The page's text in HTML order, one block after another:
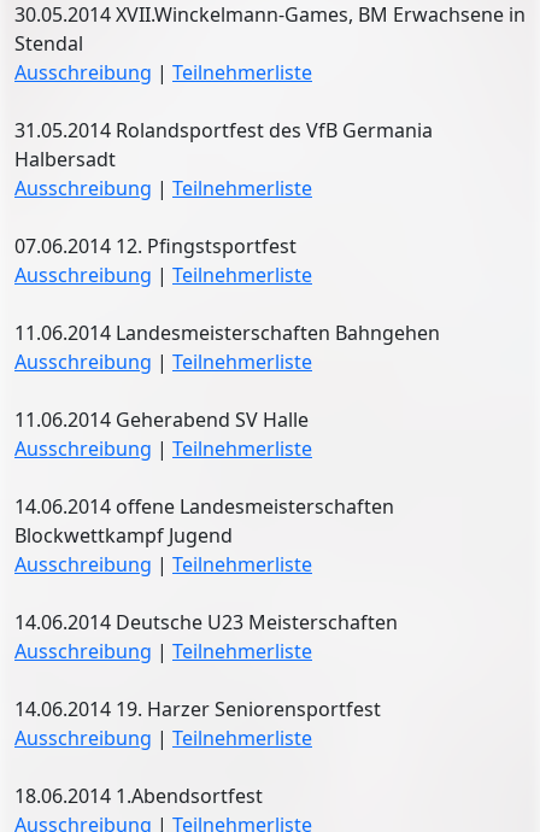
30.05.2014 XVII.Winckelmann-Games, BM Erwachsene in
Stendal
Ausschreibung | Teilnehmerliste
31.05.2014 Rolandsportfest des VfB Germania
Halbersadt
Ausschreibung | Teilnehmerliste
07.06.2014 12. Pfingstsportfest
Ausschreibung | Teilnehmerliste
11.06.2014 Landesmeisterschaften Bahngehen
Ausschreibung | Teilnehmerliste
11.06.2014 Geherabend SV Halle
Ausschreibung | Teilnehmerliste
14.06.2014 offene Landesmeisterschaften
Blockwettkampf Jugend
Ausschreibung | Teilnehmerliste
14.06.2014 Deutsche U23 Meisterschaften
Ausschreibung | Teilnehmerliste
14.06.2014 19. Harzer Seniorensportfest
Ausschreibung | Teilnehmerliste
18.06.2014 1.Abendsortfest
Ausschreibung | Teilnehmerliste